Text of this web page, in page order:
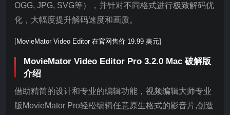
OGG, JPG, SVG等），并针对不同格式进行极致解码优
化，大幅度提升解码速度和画质。
[MovieMator Video Editor 在官网售价 19.99 美元]
MovieMator Video Editor Pro 3.2.0 Mac 破解版
介绍
借助精简的设计和专业的编辑功能，视频编辑大师专业
版MovieMator Pro轻松编辑任意原生格式的影音片,创造